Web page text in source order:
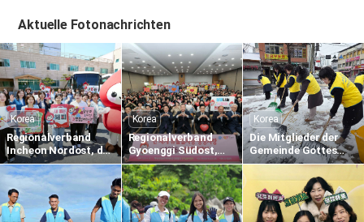
Aktuelle Fotonachrichten
Korea
Regionalverband
Incheon Nordost, der
1.895. weltweite
Blutspende-
Staffellauf aus
Passaliebe zum
Leben
Korea
Regionalverband
Gyoenggi Südost,
der 1.836. weltweite
Blutspende-
Staffellauf aus
Passaliebe zum
Leben
Korea
Die Mitglieder der
Gemeinde Gottes
räumen Schnee
entlang der Straße
Gimcheon in
Namsan-dong